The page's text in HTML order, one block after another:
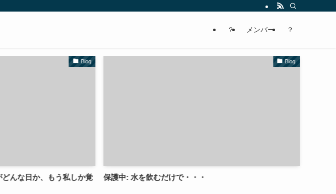
？ メンバー ？
けで・・・ 垣谷美雨「竜巻ガール」